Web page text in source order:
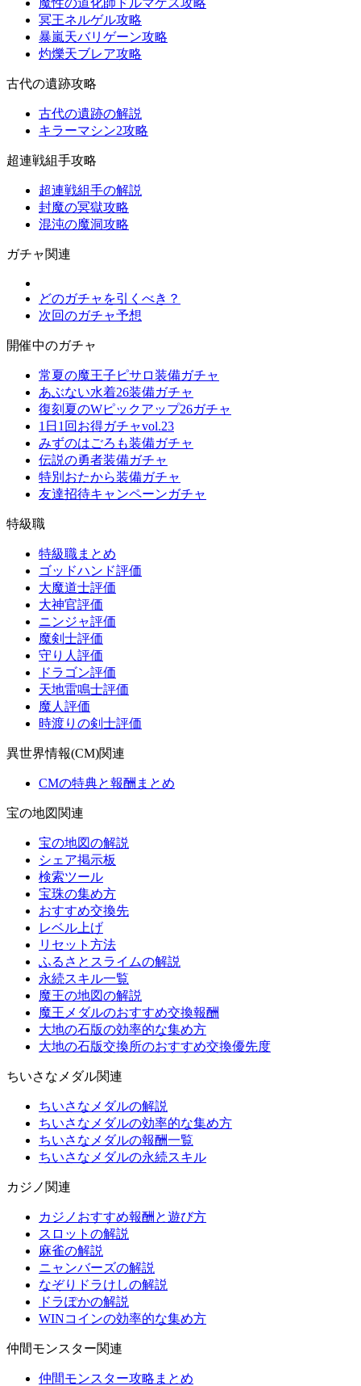
魔性の道化師ドルマゲス攻略
冥王ネルゲル攻略
暴嵐天バリゲーン攻略
灼爍天ブレア攻略
古代の遺跡攻略
古代の遺跡の解説
キラーマシン2攻略
超連戦組手攻略
超連戦組手の解説
封魔の冥獄攻略
混沌の魔洞攻略
ガチャ関連
どのガチャを引くべき？
次回のガチャ予想
開催中のガチャ
常夏の魔王子ピサロ装備ガチャ
あぶない水着26装備ガチャ
復刻夏のWピックアップ26ガチャ
1日1回お得ガチャvol.23
みずのはごろも装備ガチャ
伝説の勇者装備ガチャ
特別おたから装備ガチャ
友達招待キャンペーンガチャ
特級職
特級職まとめ
ゴッドハンド評価
大魔道士評価
大神官評価
ニンジャ評価
魔剣士評価
守り人評価
ドラゴン評価
天地雷鳴士評価
魔人評価
時渡りの剣士評価
異世界情報(CM)関連
CMの特典と報酬まとめ
宝の地図関連
宝の地図の解説
シェア掲示板
検索ツール
宝珠の集め方
おすすめ交換先
レベル上げ
リセット方法
ふるさとスライムの解説
永続スキル一覧
魔王の地図の解説
魔王メダルのおすすめ交換報酬
大地の石版の効率的な集め方
大地の石版交換所のおすすめ交換優先度
ちいさなメダル関連
ちいさなメダルの解説
ちいさなメダルの効率的な集め方
ちいさなメダルの報酬一覧
ちいさなメダルの永続スキル
カジノ関連
カジノおすすめ報酬と遊び方
スロットの解説
麻雀の解説
ニャンバーズの解説
なぞりドラけしの解説
ドラぽかの解説
WINコインの効率的な集め方
仲間モンスター関連
仲間モンスター攻略まとめ